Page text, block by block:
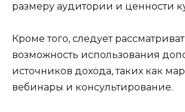
размеру аудитории и ценности
Кроме того, следует
возможность использования
источников дохода, таких как
вебинары и консультирование.